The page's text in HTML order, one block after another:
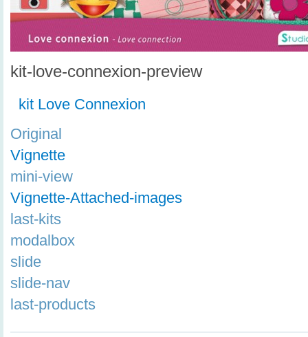
kit-love-connexion-preview
kit Love Connexion
Original
Vignette
mini-view
Vignette-Attached-images
last-kits
modalbox
slide
slide-nav
last-products